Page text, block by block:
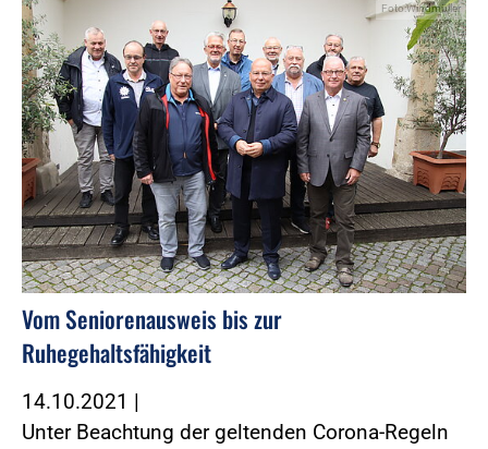
Foto:Windmüller
Vom Seniorenausweis bis zur
Ruhegehaltsfähigkeit
14.10.2021 |
Unter Beachtung der geltenden Corona-Regeln